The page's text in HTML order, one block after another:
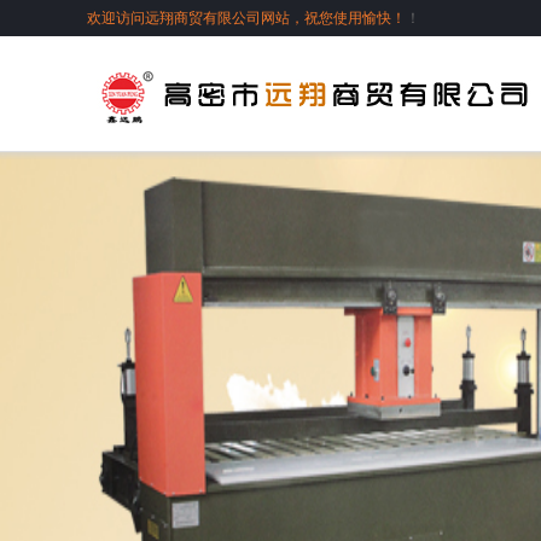
欢迎访问远翔商贸有限公司网站，祝您使用愉快！ ！